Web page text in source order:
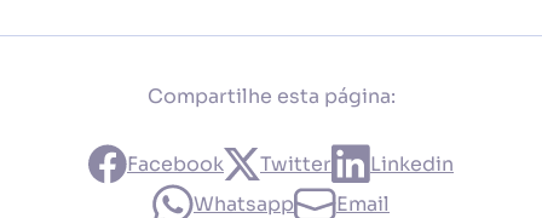
Compartilhe esta página:
Facebook Twitter
Linkedin
Whatsapp
Email